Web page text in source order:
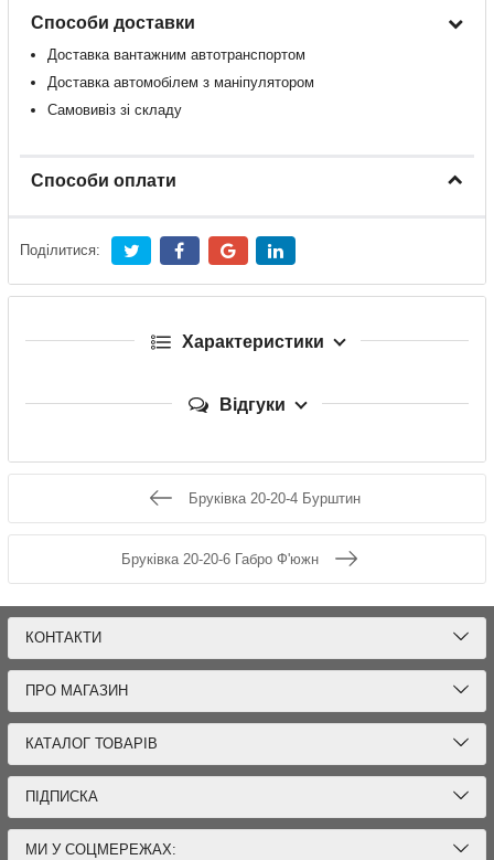
Способи доставки
Доставка вантажним автотранспортом
Доставка автомобілем з маніпулятором
Самовивіз зі складу
Способи оплати
Поділитися:
Характеристики
Відгуки
Бруківка 20-20-4 Бурштин
Бруківка 20-20-6 Габро Ф'южн
КОНТАКТИ
ПРО МАГАЗИН
КАТАЛОГ ТОВАРІВ
ПІДПИСКА
МИ У СОЦМЕРЕЖАХ: